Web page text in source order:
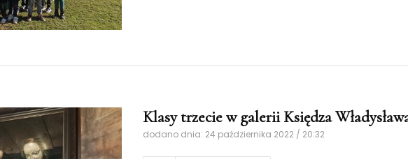
Klasy trzecie w galerii Księdza
dodano dnia: 24 października 2022 / 20:32